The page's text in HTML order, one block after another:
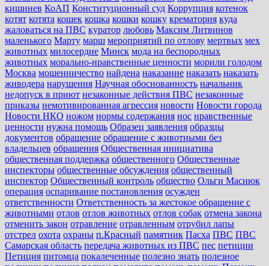
кишинев КоАП Конституционный суд Коррупция котенок
котят котята кошек кошка кошки кошку крематория куда
жаловаться на ПВС куратор любовь Максим Литвинов
маленького Марту марш мероприятий по отлову мертвых мех
животных милосердие Минск мода на беспородных
животных морально-нравственные ценности морили голодом
Москва мошенничество найдена наказание наказать наказать
живодера нарушения Научная обоснованность начальник
недопуск в приют незаконные действия ПВС незаконные
приказы немотивированная агрессия новости Новости города
Новости НКО ножом нормы содержания нос нравственные
ценности нужна помощь Образец заявления образцы
документов обращение обращение с животными без
владельцев обращения Общественная инициатива
общественная поддержка общественного Общественные
инспекторы общественные обсуждения общественный
инспектор Общественный контроль общество Ольги Масиюк
операция оспаривание постановления осужден
ответственности Ответственность за жестокое обращение с
животными отлов отлов животных отлов собак отмена закона
отменить закон отравление отравленным отрубил лапы
отстрел охота охраны п.Красный памятник Пасха ПВС ПВС
Самарская область передача животных из ПВС пес петиции
Петиция питомца покалеченные полезно знать полезное